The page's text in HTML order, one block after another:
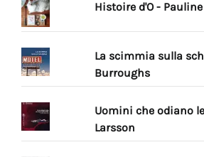
Histoire d'O - Pauline
La scimmia sulla
Burroughs
Uomini che odiano
Larsson